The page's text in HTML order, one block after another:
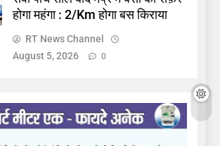
होगा महंगा : 2/Km होगा बस किराया
RT News Channel
August 5, 2026
0